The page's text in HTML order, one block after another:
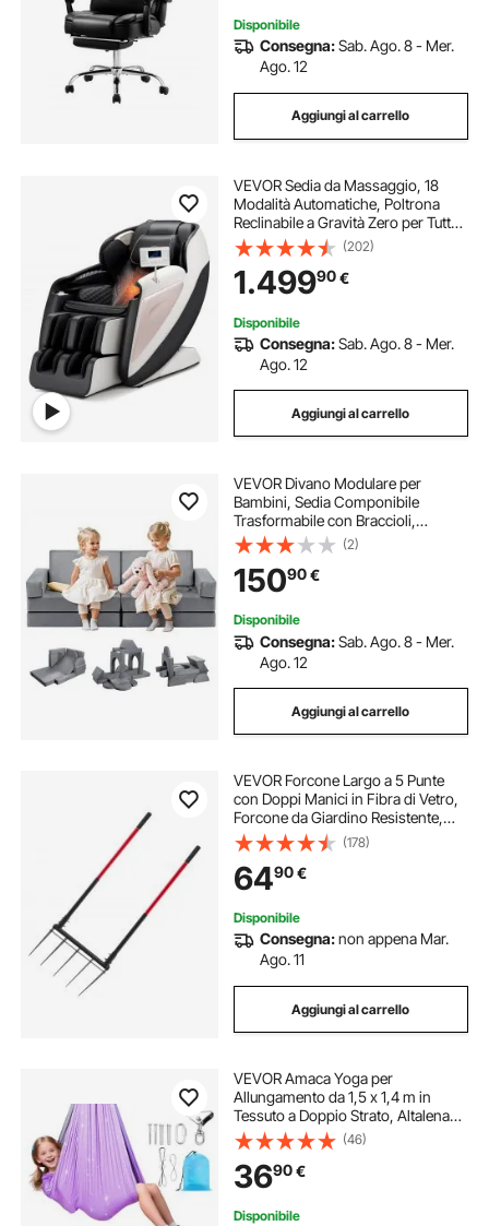
Disponibile
Consegna:Sab. Ago. 8 - Mer.
Ago. 12
Aggiungi al carrello
VEVOR Sedia da Massaggio, 18
Modalità Automatiche, Poltrona
Reclinabile a Gravità Zero per Tutto
Corpo con Pista SL, Poltrona
Reclinabile con Massaggio 3D e
Riscaldamento, Rullo per Piedi,
Schermo LCD
(202)
1.49990€
Disponibile
Consegna:Sab. Ago. 8 - Mer.
Ago. 12
Aggiungi al carrello
VEVOR Divano Modulare per
Bambini, Sedia Componibile
Trasformabile con Braccioli,
Spugna 28D e Pelo Corto,
Combinazione Creativa per Sala
Giochi, Camera da Letto,
Soggiorno, Grigio, 14 Pezzi
(2)
15090€
Disponibile
Consegna:Sab. Ago. 8 - Mer.
Ago. 12
Aggiungi al carrello
VEVOR Forcone Largo a 5 Punte
con Doppi Manici in Fibra di Vetro,
Forcone da Giardino Resistente,
Design Ergonomico a Forma di U,
Attrezzo da Giardinaggio per
Compostaggio, Trapianto e
Aerazione
(178)
6490€
Disponibile
Consegna:non appena Mar.
Ago. 11
Aggiungi al carrello
VEVOR Amaca Yoga per
Allungamento da 1,5 x 1,4 m in
Tessuto a Doppio Strato, Altalena
per Yoga Aereo, con Sospensione
Rotante a 360° e Capacità di Carico
Massima di 136,07 kg, Azzurro
Rosa
(46)
3690€
Disponibile